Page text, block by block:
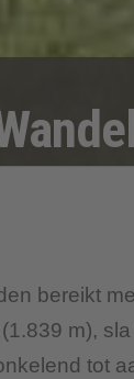
bereikt
m),
tot